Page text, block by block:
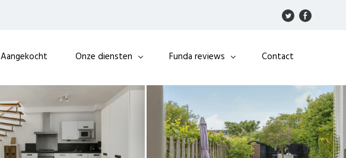
Aangekocht Onze diensten Funda reviews Contact